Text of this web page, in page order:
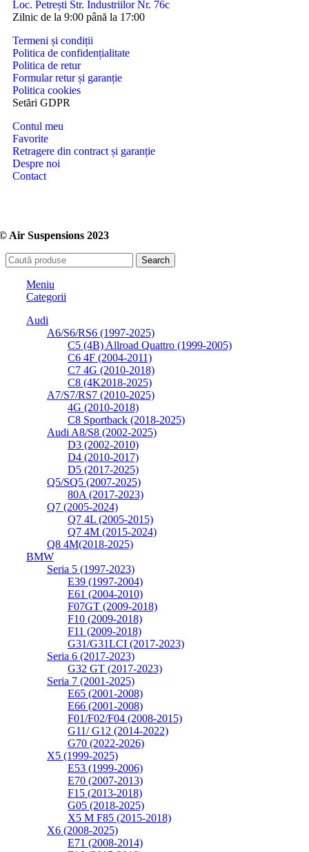
Loc. Petrești Str. Industriilor Nr. 76c
Zilnic de la 9:00 până la 17:00
Termeni și condiții
Politica de confidențialitate
Politica de retur
Formular retur și garanție
Politica cookies
Setări GDPR
Contul meu
Favorite
Retragere din contract și garanție
Despre noi
Contact
Air Suspensions 2023
Search
Meniu
Categorii
Audi
A6/S6/RS6 (1997-2025)
C5 (4B) Allroad Quattro (1999-2005)
C6 4F (2004-2011)
C7 4G (2010-2018)
C8 (4K2018-2025)
A7/S7/RS7 (2010-2025)
4G (2010-2018)
C8 Sportback (2018-2025)
Audi A8/S8 (2002-2025)
D3 (2002-2010)
D4 (2010-2017)
D5 (2017-2025)
Q5/SQ5 (2007-2025)
80A (2017-2023)
Q7 (2005-2024)
Q7 4L (2005-2015)
Q7 4M (2015-2024)
Q8 4M(2018-2025)
BMW
Seria 5 (1997-2023)
E39 (1997-2004)
E61 (2004-2010)
F07GT (2009-2018)
F10 (2009-2018)
F11 (2009-2018)
G31/G31LCI (2017-2023)
Seria 6 (2017-2023)
G32 GT (2017-2023)
Seria 7 (2001-2025)
E65 (2001-2008)
E66 (2001-2008)
F01/F02/F04 (2008-2015)
G11/ G12 (2014-2022)
G70 (2022-2026)
X5 (1999-2025)
E53 (1999-2006)
E70 (2007-2013)
F15 (2013-2018)
G05 (2018-2025)
X5 M F85 (2015-2018)
X6 (2008-2025)
E71 (2008-2014)